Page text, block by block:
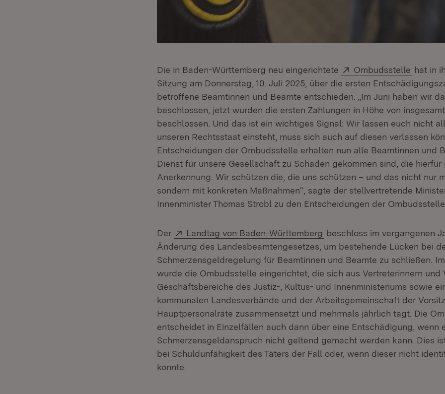
Die in Baden-Württemberg neu eingerichtete Extern:
Ombudsstelle (Öffnet
hat in
Sitzung am Donnerstag, 10. Juli 2025, über die ersten
betroffene Beamtinnen und Beamte entschieden. „Im Juni haben wir
beschlossen, jetzt wurden die ersten Zahlungen in Höhe von
beschlossen. Und das ist ein wichtiges Signal: Wir lassen euch nicht
unseren Rechtsstaat einsteht, muss sich auch auf diesen verlassen
Entscheidungen der Ombudsstelle erhalten nun alle Beamtinnen und
Dienst für unsere Gesellschaft zu Schaden gekommen sind, die hierfür
Anerkennung. Wir schützen die, die uns schützen – und das nicht nur
sondern mit konkreten Maßnahmen“, sagte der stellvertretende
Innenminister Thomas Strobl zu den Entscheidungen der Ombudsstelle.
Der Extern:
Landtag von Baden-Württemberg (Öffnet in neuem Fenster)
beschloss im vergangenen
Änderung des Landesbeamtengesetzes, um bestehende Lücken bei
Schmerzensgeldregelung für Beamtinnen und Beamte zu schließen.
wurde die Ombudsstelle eingerichtet, die sich aus Vertreterinnern und
Geschäftsbereiche des Justiz-, Kultus- und Innenministeriums sowie
kommunalen Landesverbände und der Arbeitsgemeinschaft der
Hauptpersonalräte zusammensetzt und mehrmals jährlich tagt. Die
entscheidet in Einzelfällen auch dann über eine Entschädigung, wenn
Schmerzensgeldanspruch nicht geltend gemacht werden kann. Dies
bei Schuldunfähigkeit des Täters der Fall oder, wenn dieser nicht
konnte.